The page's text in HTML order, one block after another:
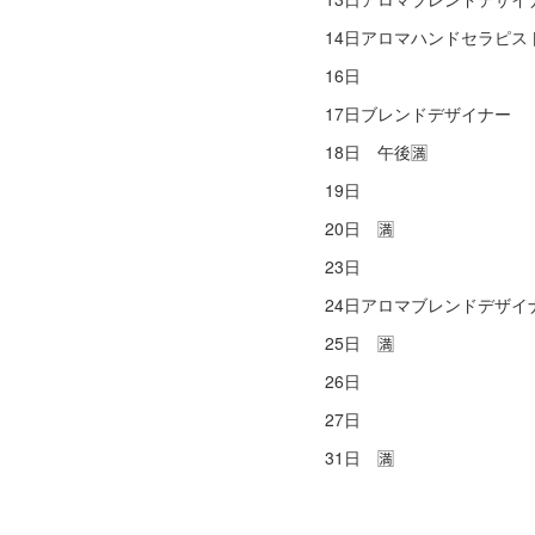
14日アロマハンドセラピス
16日
17日ブレンドデザイナー
18日 午後🈵
19日
20日 🈵
23日
24日アロマブレンドデザ
25日 🈵
26日
27日
31日 🈵